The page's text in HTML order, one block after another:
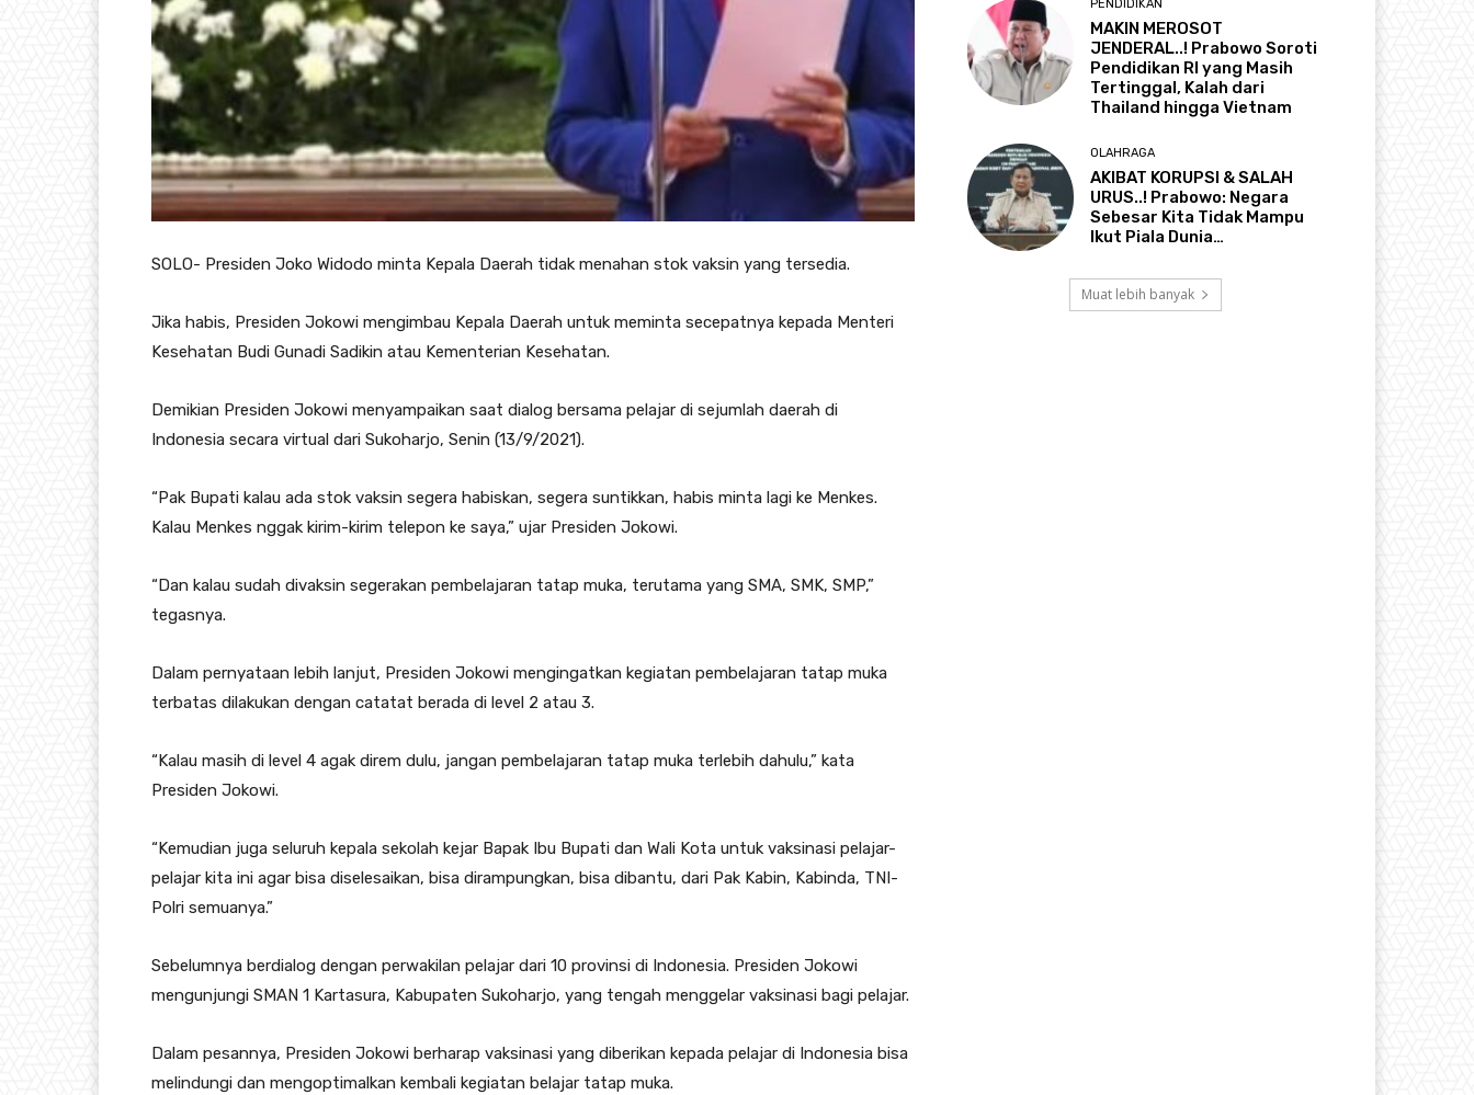
SOLO- Presiden Joko Widodo minta Kepala Daerah tidak menahan stok vaksin yang tersedia.
Jika habis, Presiden Jokowi mengimbau Kepala Daerah untuk meminta secepatnya kepada Menteri
Kesehatan Budi Gunadi Sadikin atau Kementerian Kesehatan.
Demikian Presiden Jokowi menyampaikan saat dialog bersama pelajar di sejumlah daerah di
Indonesia secara virtual dari Sukoharjo, Senin (13/9/2021).
“Pak Bupati kalau ada stok vaksin segera habiskan, segera suntikkan, habis minta lagi ke Menkes.
Kalau Menkes nggak kirim-kirim telepon ke saya,” ujar Presiden Jokowi.
“Dan kalau sudah divaksin segerakan pembelajaran tatap muka, terutama yang SMA, SMK, SMP,”
tegasnya.
Dalam pernyataan lebih lanjut, Presiden Jokowi mengingatkan kegiatan pembelajaran tatap muka
terbatas dilakukan dengan catatat berada di level 2 atau 3.
“Kalau masih di level 4 agak direm dulu, jangan pembelajaran tatap muka terlebih dahulu,” kata
Presiden Jokowi.
“Kemudian juga seluruh kepala sekolah kejar Bapak Ibu Bupati dan Wali Kota untuk vaksinasi pelajar-
pelajar kita ini agar bisa diselesaikan, bisa dirampungkan, bisa dibantu, dari Pak Kabin, Kabinda, TNI-
Polri semuanya.”
Sebelumnya berdialog dengan perwakilan pelajar dari 10 provinsi di Indonesia. Presiden Jokowi
mengunjungi SMAN 1 Kartasura, Kabupaten Sukoharjo, yang tengah menggelar vaksinasi bagi pelajar.
Dalam pesannya, Presiden Jokowi berharap vaksinasi yang diberikan kepada pelajar di Indonesia bisa
melindungi dan mengoptimalkan kembali kegiatan belajar tatap muka.
PENDIDIKAN
MAKIN MEROSOT
JENDERAL..! Prabowo Soroti
Pendidikan RI yang Masih
Tertinggal, Kalah dari
Thailand hingga Vietnam
OLAHRAGA
AKIBAT KORUPSI & SALAH
URUS..! Prabowo: Negara
Sebesar Kita Tidak Mampu
Ikut Piala Dunia…
Muat lebih banyak